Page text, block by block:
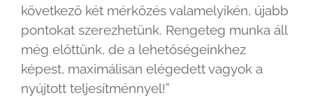
következő két mérkőzés valamelyikén, újabb
pontokat szerezhetünk. Rengeteg munka áll
még előttünk, de a lehetőségeinkhez
képest, maximálisan elégedett vagyok a
nyújtott teljesítménnyel!”